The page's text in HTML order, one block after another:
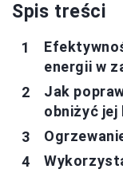
Spis treści
energii w
Jak
obniżyć